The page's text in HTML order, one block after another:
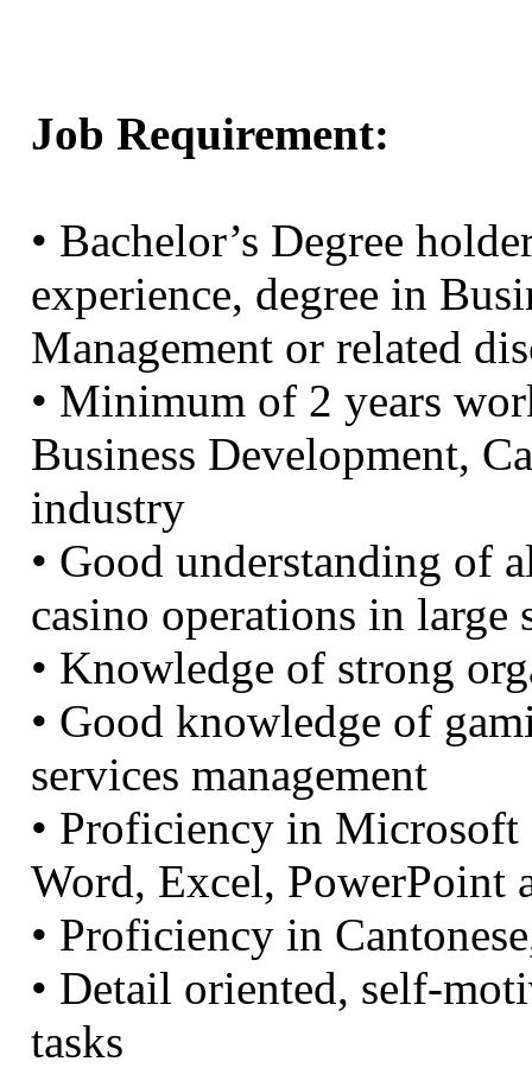
Job Requirement:
• Bachelor’s Degree
experience, degree in
Management or related
• Minimum of 2 years
Business Development,
industry
• Good understanding of
casino operations in large
• Knowledge of strong
• Good knowledge of
services management
• Proficiency in
Word, Excel, PowerPoint
• Proficiency in
• Detail oriented, self-
tasks